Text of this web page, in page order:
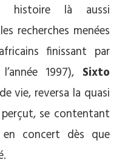
histoire là aussi
recherches menées
finissant par
1997), Sixto
vie, reversa la quasi
se contentant
concert dès que